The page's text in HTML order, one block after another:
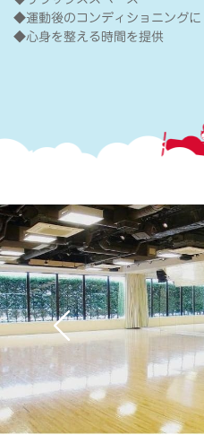
◆運動後のコンディショニングに
◆心身を整える時間を提供